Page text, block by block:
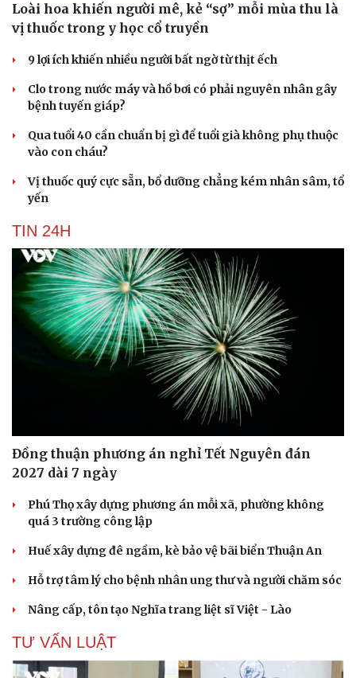
Loài hoa khiến người mê, kẻ “sợ” mỗi mùa thu là
vị thuốc trong y học cổ truyền
9 lợi ích khiến nhiều người bất ngờ từ thịt ếch
Clo trong nước máy và hồ bơi có phải nguyên nhân gây
bệnh tuyến giáp?
Qua tuổi 40 cần chuẩn bị gì để tuổi già không phụ thuộc
vào con cháu?
Vị thuốc quý cực sẵn, bổ dưỡng chẳng kém nhân sâm, tổ
yến
TIN 24H
Đồng thuận phương án nghỉ Tết Nguyên đán
2027 dài 7 ngày
Phú Thọ xây dựng phương án mỗi xã, phường không
quá 3 trường công lập
Huế xây dựng đê ngầm, kè bảo vệ bãi biển Thuận An
Hỗ trợ tâm lý cho bệnh nhân ung thư và người chăm sóc
Nâng cấp, tôn tạo Nghĩa trang liệt sĩ Việt - Lào
TƯ VẤN LUẬT